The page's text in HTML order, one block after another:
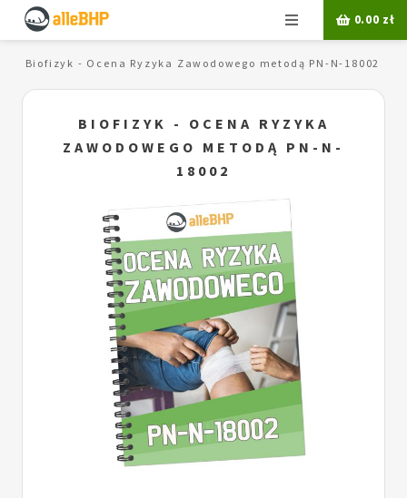
Menu 0.00 zł
Biofizyk - Ocena Ryzyka Zawodowego metodą PN-N-18002
BIOFIZYK - OCENA RYZYKA
ZAWODOWEGO METODĄ PN-N-
18002